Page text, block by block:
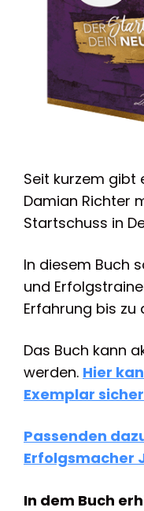
Seit kurzem gibt
Damian Richter
Startschuss in
In diesem Buch
und
Erfahrung bis zu
Das Buch kann
werden. Hier
Exemplar
Passenden
Erfolgsmacher
In dem Buch